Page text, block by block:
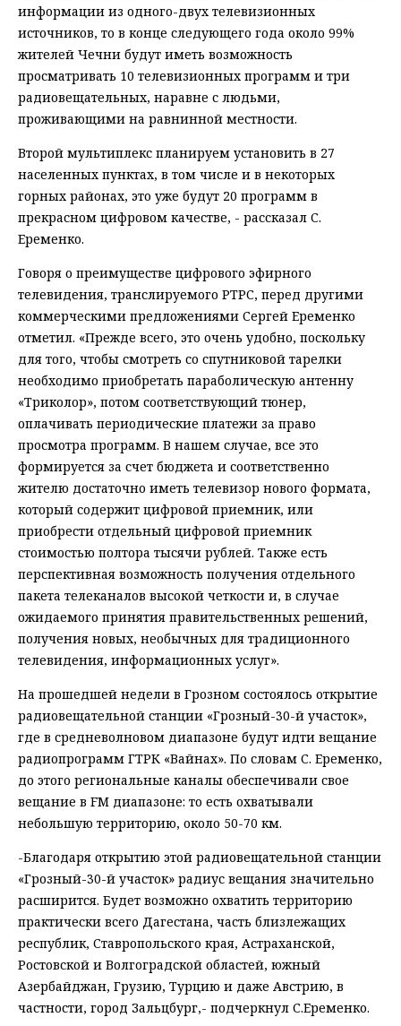
информации из одного-двух телевизионных
источников, то в конце следующего года около 99%
жителей Чечни будут иметь возможность
просматривать 10 телевизионных программ и три
радиовещательных, наравне с людьми,
проживающими на равнинной местности.
Второй мультиплекс планируем установить в 27
населенных пунктах, в том числе и в некоторых
горных районах, это уже будут 20 программ в
прекрасном цифровом качестве, - рассказал С.
Еременко.
Говоря о преимуществе цифрового эфирного
телевидения, транслируемого РТРС, перед другими
коммерческими предложениями Сергей Еременко
отметил. «Прежде всего, это очень удобно, поскольку
для того, чтобы смотреть со спутниковой тарелки
необходимо приобретать параболическую антенну
«Триколор», потом соответствующий тюнер,
оплачивать периодические платежи за право
просмотра программ. В нашем случае, все это
формируется за счет бюджета и соответственно
жителю достаточно иметь телевизор нового формата,
который содержит цифровой приемник, или
приобрести отдельный цифровой приемник
стоимостью полтора тысячи рублей. Также есть
перспективная возможность получения отдельного
пакета телеканалов высокой четкости и, в случае
ожидаемого принятия правительственных решений,
получения новых, необычных для традиционного
телевидения, информационных услуг».
На прошедшей недели в Грозном состоялось открытие
радиовещательной станции «Грозный-30-й участок»,
где в средневолновом диапазоне будут идти вещание
радиопрограмм ГТРК «Вайнах». По словам С. Еременко,
до этого региональные каналы обеспечивали свое
вещание в FМ диапазоне: то есть охватывали
небольшую территорию, около 50-70 км.
-Благодаря открытию этой радиовещательной станции
«Грозный-30-й участок» радиус вещания значительно
расширится. Будет возможно охватить территорию
практически всего Дагестана, часть близлежащих
республик, Ставропольского края, Астраханской,
Ростовской и Волгоградской областей, южный
Азербайджан, Грузию, Турцию и даже Австрию, в
частности, город Зальцбург,- подчеркнул С.Еременко.